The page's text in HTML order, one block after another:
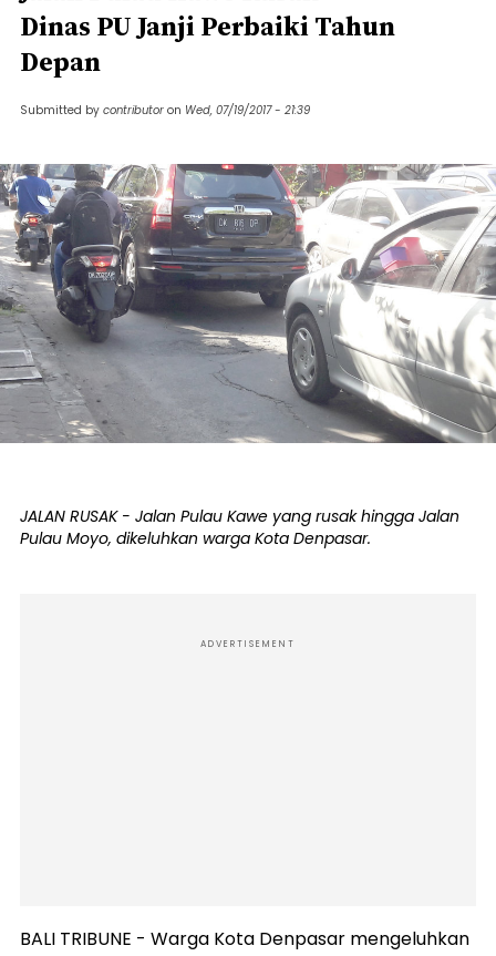
Dinas PU Janji Perbaiki Tahun
Depan
Submitted by contributor on Wed, 07/19/2017 - 21:39
JALAN RUSAK - Jalan Pulau Kawe yang rusak hingga Jalan
Pulau Moyo, dikeluhkan warga Kota Denpasar.
ADVERTISEMENT
BALI TRIBUNE - Warga Kota Denpasar mengeluhkan